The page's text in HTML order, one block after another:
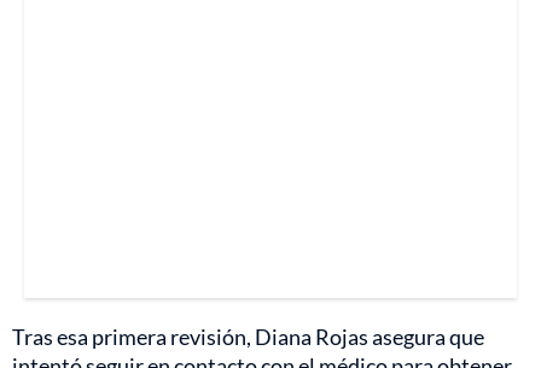
Tras esa primera revisión, Diana Rojas asegura que